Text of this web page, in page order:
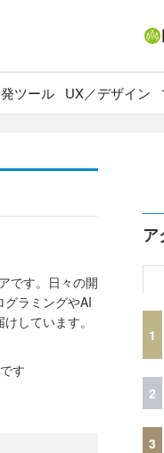
ツール UX／デザイン
です。日々の開
ラミングやAI
しています。
す
ア
1
2
3